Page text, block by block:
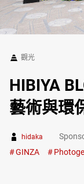
觀光
HIBIYA
藝術與環
hidaka
GINZA